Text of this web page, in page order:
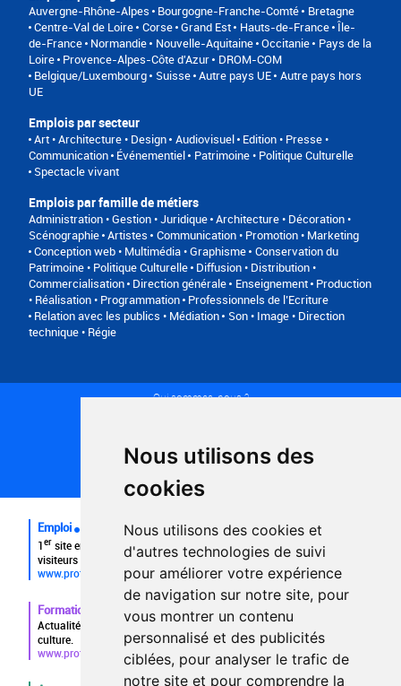
Nous utilisons des
cookies
Nous utilisons des cookies et
d'autres technologies de suivi
pour améliorer votre expérience
de navigation sur notre site, pour
vous montrer un contenu
personnalisé et des publicités
ciblées, pour analyser le trafic de
notre site et pour comprendre la
Auvergne-Rhône-Alpes Bourgogne-Franche-Comté
Bretagne
Centre-Val de Loire Corse Grand Est Hauts-de-France Île-
de-France Normandie Nouvelle-Aquitaine Occitanie
Pays de la
Loire Provence-Alpes-Côte d'Azur
DROM-COM
Belgique/Luxembourg
Suisse Autre pays UE Autre pays hors
UE
Emplois par secteur
Art • Architecture • Design Audiovisuel Edition • Presse •
Communication Événementiel
Patrimoine • Politique Culturelle
Spectacle vivant
Emplois par famille de métiers
Administration • Gestion • Juridique Architecture • Décoration •
Scénographie Artistes
Communication • Promotion • Marketing
Conception web • Multimédia • Graphisme Conservation du
Patrimoine • Politique Culturelle Diffusion • Distribution •
Commercialisation Direction générale Enseignement Production
• Réalisation • Programmation Professionnels de l’Ecriture
Relation avec les publics • Médiation
Son • Image • Direction
technique • Régie
Qui sommes-nous ?
Plan du site
FAQ recruteurs
FAQ
Emploi
1er site emploi du secteur culturel 784.000 visites et 230.000
visiteurs uniques par mois.
www.profilculture.com
Formation
Actualités, guide et annuaire des formations aux métiers de la
culture.
www.profilculture-formation.com